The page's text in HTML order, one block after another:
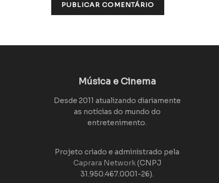
Música e Cinema
Desde 2011 atualizando diariamente
as notícias do mundo do
entretenimento.
Projeto criado e administrado pela
Caprara Network(CNPJ
31.950.467.0001-26).